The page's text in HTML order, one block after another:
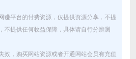
赚平台的付费资源，仅提供资源分享，不提
不提供任何收益保障，具体请自行分辨测
效，购买网站资源或者开通网站会员有充值